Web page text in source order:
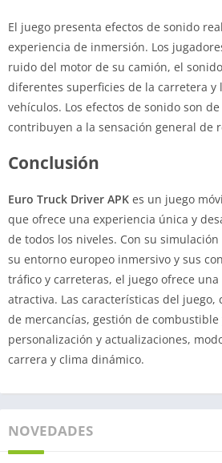
El juego presenta efectos de sonido
experiencia de inmersión. Los
ruido del motor de su camión, el
diferentes superficies de la carretera y
vehículos. Los efectos de sonido son
contribuyen a la sensación general de
Conclusión
Euro Truck Driver APK es un juego
que ofrece una experiencia única y
de todos los niveles. Con su
su entorno europeo inmersivo y sus
tráfico y carreteras, el juego ofrece
atractiva. Las características del juego,
de mercancías, gestión de
personalización y actualizaciones,
carrera y clima dinámico.
NOVEDADES